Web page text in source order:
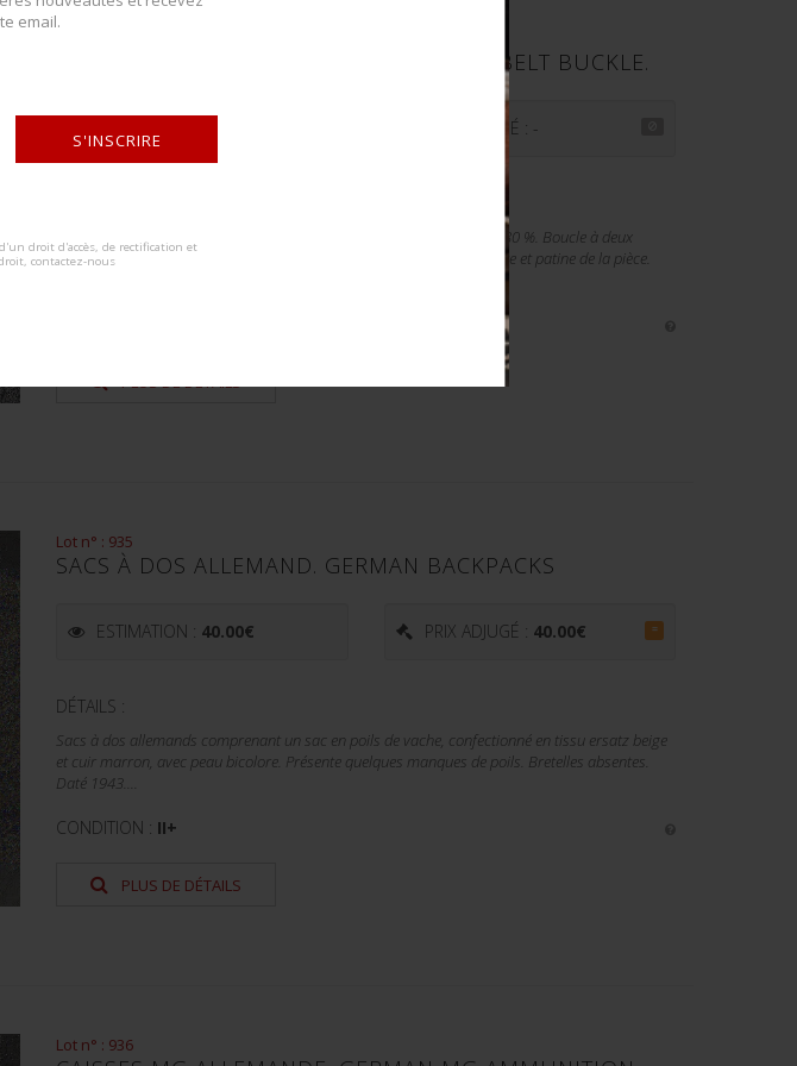
email.
S'INSCRIRE
droit d'accès, de rectification et
contactez-nous
BOUCLE DE CEINTURON HEER. GERMAN BELT BUCKLE.
PRIX ADJUGÉ : -
Boucle de ceinturon Heer en métal, fin de guerre. Peinture présente à 80 %. Boucle à deux
ardillons complète. Aucun marquage visible. À noter une certaine usure et patine de la pièce.
Lot n° : 935
SACS À DOS ALLEMAND. GERMAN BACKPACKS
ESTIMATION : 40.00€ PRIX ADJUGÉ : 40.00€ =
DÉTAILS :
Sacs à dos allemands comprenant un sac en poils de vache, confectionné en tissu ersatz beige
et cuir marron, avec peau bicolore. Présente quelques manques de poils. Bretelles absentes.
Daté 1943....
CONDITION : II+
PLUS DE DÉTAILS
Lot n° : 936